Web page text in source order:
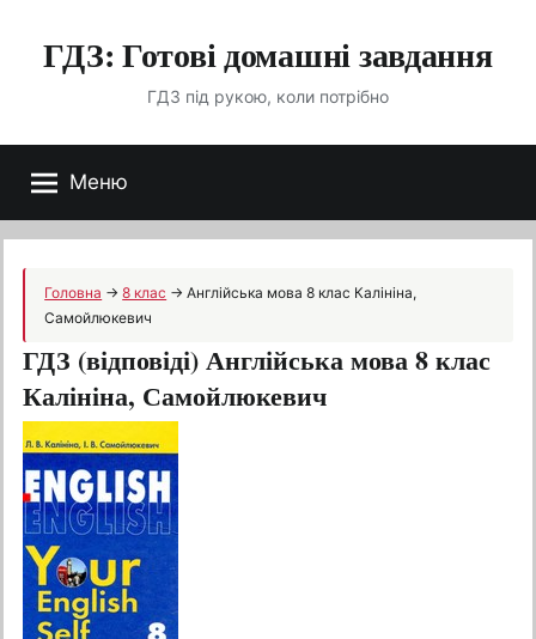
ГДЗ: Готові домашні завдання
ГДЗ під рукою, коли потрібно
Меню
Головна →8 клас →Англійська мова 8 клас Калініна,
Самойлюкевич
ГДЗ (відповіді) Англійська мова 8 клас
Калініна, Самойлюкевич